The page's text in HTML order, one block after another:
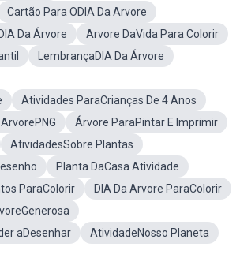
Cartão Para ODIA Da Arvore
Da Árvore
Arvore DaVida Para Colorir
LembrançaDIA Da Árvore
Atividades ParaCrianças De 4 Anos
Árvore ParaPintar E Imprimir
AtividadesSobre Plantas
Planta DaCasa Atividade
ParaColorir
DIA Da Arvore ParaColorir
aDesenhar
AtividadeNosso Planeta